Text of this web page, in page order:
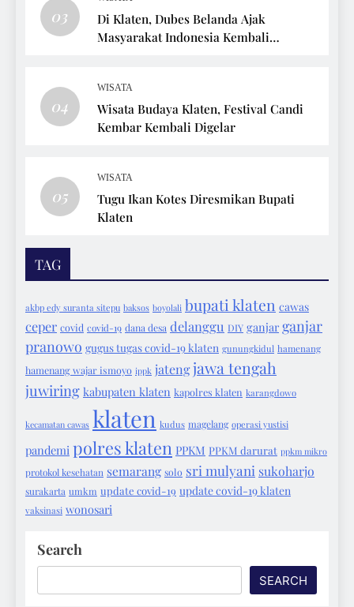
03
Di Klaten, Dubes Belanda Ajak
Masyarakat Indonesia Kembali
04
WISATA
Wisata Budaya Klaten, Festival Candi
Kembar Kembali Digelar
05
WISATA
Tugu Ikan Kotes Diresmikan Bupati
Klaten
TAG
akbp edy suranta sitepu baksos boyolali bupati klaten cawas
ceper covid covid-19 dana desa delanggu DIY ganjar ganjar
pranowo gugus tugas covid-19 klaten gunungkidul hamenang
hamenang wajar ismoyo ippk jatengjawa tengah
juwiring kabupaten klaten kapolres klaten karangdowo
kecamatan cawas klaten kudus magelang operasi yustisi
pandemi polres klaten PPKM PPKM darurat ppkm mikro
protokol kesehatan semarang solo sri mulyani sukoharjo
surakarta umkm update covid-19 update covid-19 klaten
vaksinasi wonosari
Search
SEARCH